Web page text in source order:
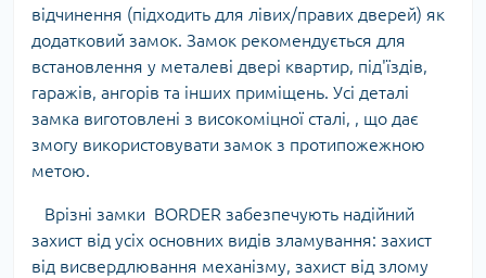
відчинення (підходить для лівих/правих дверей) як
додатковий замок. Замок рекомендується для
встановлення у металеві двері квартир, під'їздів,
гаражів, ангорів та інших приміщень. Усі деталі
замка виготовлені з високоміцної сталі, , що дає
змогу використовувати замок з протипожежною
метою.
Врізні замки BORDER забезпечують надійний
захист від усіх основних видів зламування: захист
від висвердлювання механізму, захист від злому